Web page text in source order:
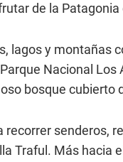
de la Patagonia
lagos y montañas
Nacional Los
bosque cubierto
senderos,
Traful. Más hacia